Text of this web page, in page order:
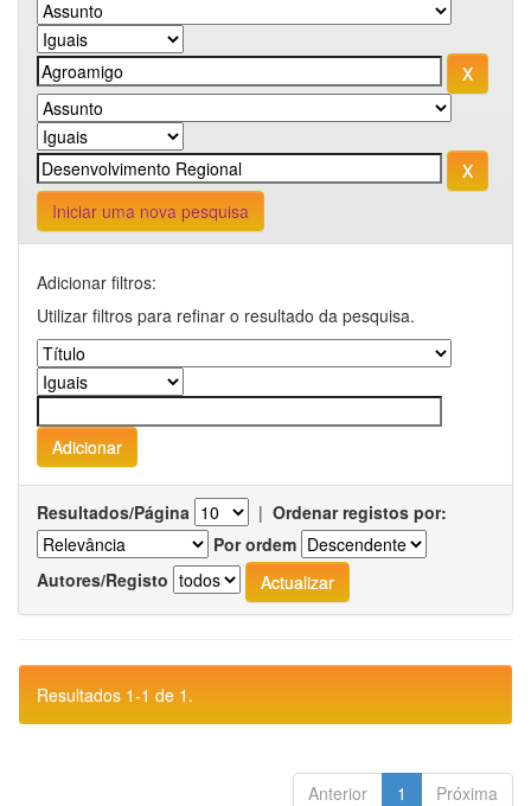
Iniciar uma nova pesquisa
Adicionar filtros:
Utilizar filtros para refinar o resultado da pesquisa.
Resultados/Página | Ordenar registos por:
Por ordem
Autores/Registo
Resultados 1-1 de 1.
Anterior 1 Próxima